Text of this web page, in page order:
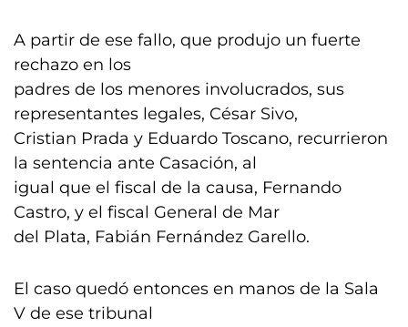
A partir de ese fallo, que produjo un fuerte
rechazo en los
padres de los menores involucrados, sus
representantes legales, César Sivo,
Cristian Prada y Eduardo Toscano, recurrieron
la sentencia ante Casación, al
igual que el fiscal de la causa, Fernando
Castro, y el fiscal General de Mar
del Plata, Fabián Fernández Garello.
El caso quedó entonces en manos de la Sala
V de ese tribunal